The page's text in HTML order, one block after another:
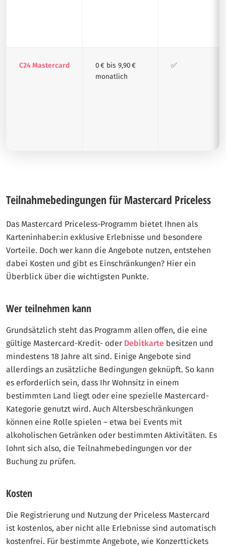
C24 Mastercard
0 € bis 9,90 €
monatlich
✅
Teilnahmebedingungen für Mastercard Priceless
Das Mastercard Priceless-Programm bietet Ihnen als
Karteninhaber:in exklusive Erlebnisse und besondere
Vorteile. Doch wer kann die Angebote nutzen, entstehen
dabei Kosten und gibt es Einschränkungen? Hier ein
Überblick über die wichtigsten Punkte.
Wer teilnehmen kann
Grundsätzlich steht das Programm allen offen, die eine
gültige Mastercard-Kredit- oder Debitkarte besitzen und
mindestens 18 Jahre alt sind. Einige Angebote sind
allerdings an zusätzliche Bedingungen geknüpft. So kann
es erforderlich sein, dass Ihr Wohnsitz in einem
bestimmten Land liegt oder eine spezielle Mastercard-
Kategorie genutzt wird. Auch Altersbeschränkungen
können eine Rolle spielen – etwa bei Events mit
alkoholischen Getränken oder bestimmten Aktivitäten. Es
lohnt sich also, die Teilnahmebedingungen vor der
Buchung zu prüfen.
Kosten
Die Registrierung und Nutzung der Priceless Mastercard
ist kostenlos, aber nicht alle Erlebnisse sind automatisch
kostenfrei. Für bestimmte Angebote, wie Konzerttickets